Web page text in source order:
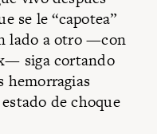
se le “capotea”
lado a otro —con
siga cortando
hemorragias
de choque